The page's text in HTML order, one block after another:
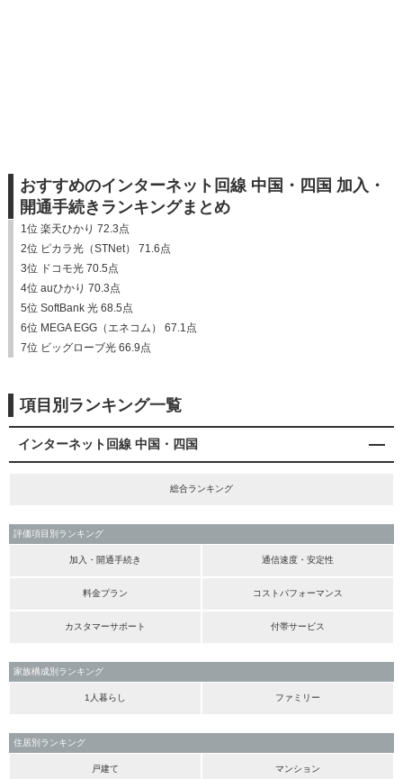
おすすめのインターネット回線 中国・四国 加入・
開通手続きランキングまとめ
1位 楽天ひかり 72.3点
2位 ピカラ光（STNet） 71.6点
3位 ドコモ光 70.5点
4位 auひかり 70.3点
5位 SoftBank 光 68.5点
6位 MEGA EGG（エネコム） 67.1点
7位 ビッグローブ光 66.9点
項目別ランキング一覧
インターネット回線 中国・四国
総合ランキング
評価項目別ランキング
加入・開通手続き 通信速度・安定性
料金プラン コストパフォーマンス
カスタマーサポート 付帯サービス
家族構成別ランキング
1人暮らし ファミリー
住居別ランキング
戸建て マンション